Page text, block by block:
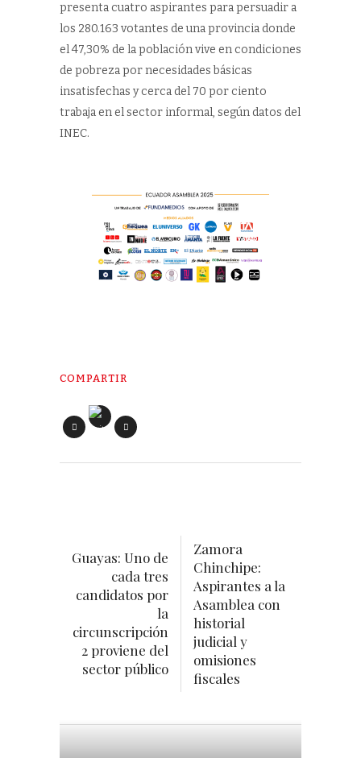
presenta cuatro aspirantes para persuadir a
los 280.163 votantes de una provincia donde
el 47,30% de la población vive en condiciones
de pobreza por necesidades básicas
insatisfechas y cerca del 70 por ciento
trabaja en el sector informal, según datos del
INEC.
COMPARTIR
Guayas: Uno de
cada tres
candidatos por
la
circunscripción
2 proviene del
sector público
Zamora
Chinchipe:
Aspirantes a la
Asamblea con
historial
judicial y
omisiones
fiscales